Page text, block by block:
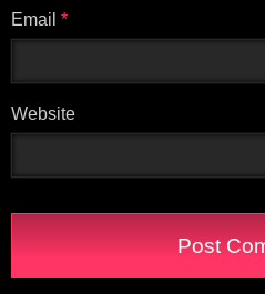
Email *
Website